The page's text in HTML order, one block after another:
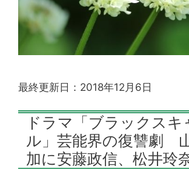
最終更新日：2018年12月6日
ドラマ「ブラックスキ
ル」芸能界の復讐劇
加に安藤政信、松井玲